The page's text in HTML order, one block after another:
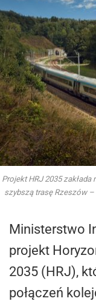
Projekt HRJ 2035
szybszą trasę Rzeszów –
Ministerstwo
projekt
2035 (HRJ),
połączeń